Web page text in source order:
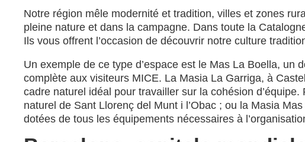
Notre région mêle modernité et tradition, villes et zones
pleine nature et dans la campagne. Dans toute la
Ils vous offrent l’occasion de découvrir notre culture
Un exemple de ce type d’espace est le Mas La Boella, un
complète aux visiteurs MICE. La Masia La Garriga, à
cadre naturel idéal pour travailler sur la cohésion
naturel de Sant Llorenç del Munt i l’Obac ; ou la Masia
dotées de tous les équipements nécessaires à